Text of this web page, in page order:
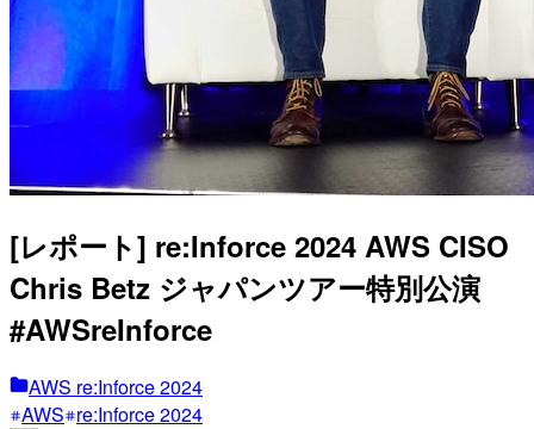
[レポート] re:Inforce 2024 AWS CISO
Chris Betz ジャパンツアー特別公演
#AWSreInforce
AWS re:Inforce 2024
AWS re:Inforce 2024